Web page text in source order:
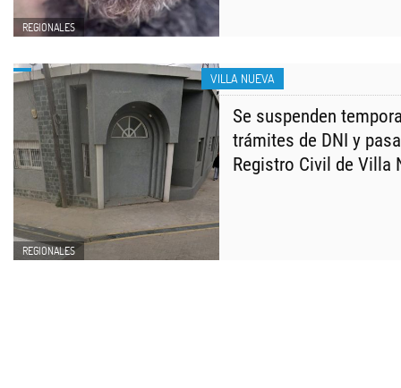
REGIONALES
VILLA NUEVA
REGIONALES
Se suspenden
trámites de DNI y
Registro Civil de Villa